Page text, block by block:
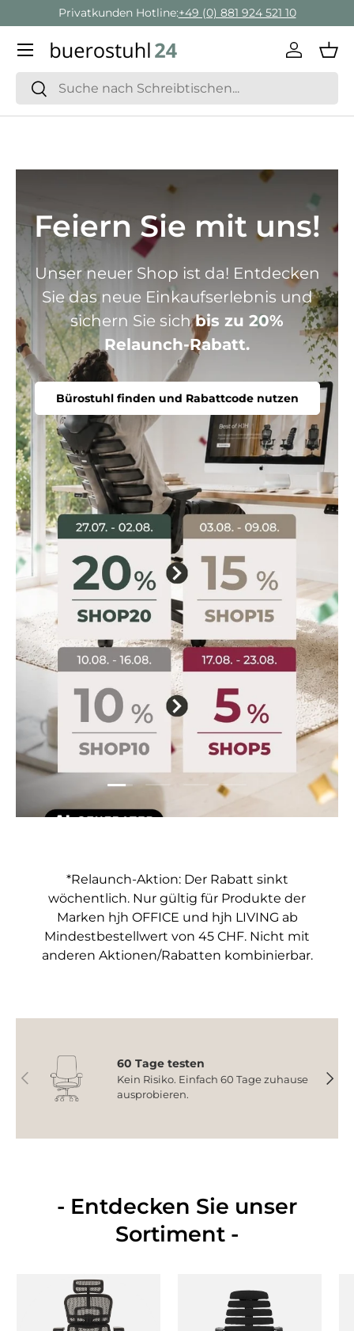
Direkt zum Inhalt
Privatkunden Hotline:+49 (0) 881 924 521 10
Suchen
Suchen
Menü
Feiern Sie mit uns!
Unser neuer Shop ist da! Entdecken
Sie das neue Einkaufserlebnis und
sichern Sie sichbis zu 20%
Relaunch-Rabatt.
Bürostuhl finden und Rabattcode nutzen
Folie laden 1 von 4
Folie laden 2 von 4
Folie laden 3 von 4
Folie laden 4 von 4
*Relaunch-Aktion: Der Rabatt sinkt
wöchentlich. Nur gültig für Produkte der
Marken hjh OFFICE und hjh LIVING ab
Mindestbestellwert von 45 CHF. Nicht mit
anderen Aktionen/Rabatten kombinierbar.
Vorherige
60 Tage testen
Kein Risiko. Einfach 60 Tage zuhause
ausprobieren.
- Entdecken Sie unser
Sortiment -